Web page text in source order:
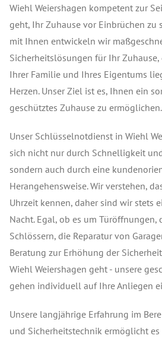
Wiehl Weiershagen kompetent zur
geht, Ihr Zuhause vor Einbrüchen zu
mit Ihnen entwickeln wir
Sicherheitslösungen für Ihr
Ihrer Familie und Ihres Eigentums
Herzen. Unser Ziel ist es, Ihnen ein
geschütztes Zuhause zu ermöglichen.
Unser Schlüsselnotdienst in Wiehl
sich nicht nur durch Schnelligkeit
sondern auch durch eine
Herangehensweise. Wir verstehen,
Uhrzeit kennen, daher sind wir stets
Nacht. Egal, ob es um Türöffnungen,
Schlössern, die Reparatur von
Beratung zur Erhöhung der
Wiehl Weiershagen geht - unsere
gehen individuell auf Ihre Anliegen
Unsere langjährige Erfahrung im
und Sicherheitstechnik ermöglicht es